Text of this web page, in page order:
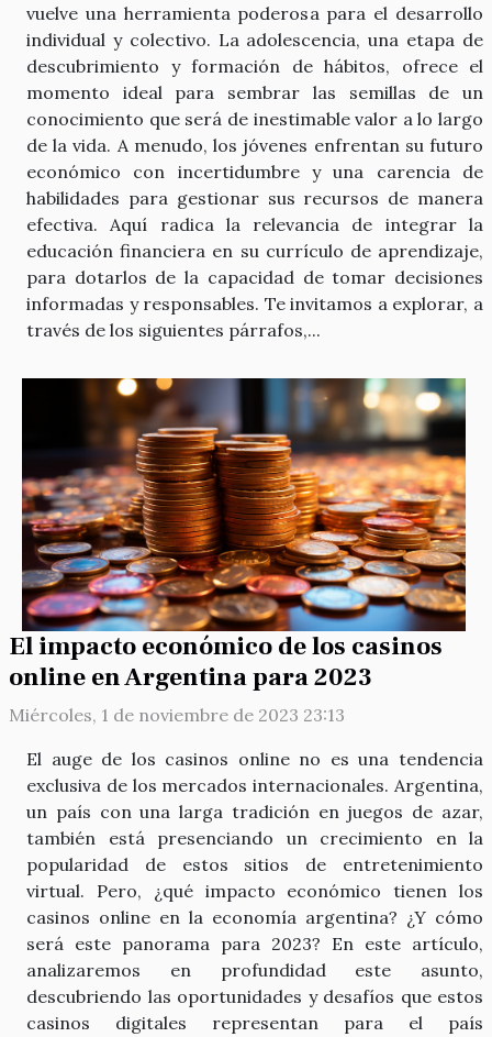
vuelve una herramienta poderosa para el desarrollo
individual y colectivo. La adolescencia, una etapa de
descubrimiento y formación de hábitos, ofrece el
momento ideal para sembrar las semillas de un
conocimiento que será de inestimable valor a lo largo
de la vida. A menudo, los jóvenes enfrentan su futuro
económico con incertidumbre y una carencia de
habilidades para gestionar sus recursos de manera
efectiva. Aquí radica la relevancia de integrar la
educación financiera en su currículo de aprendizaje,
para dotarlos de la capacidad de tomar decisiones
informadas y responsables. Te invitamos a explorar, a
través de los siguientes párrafos,...
El impacto económico de los casinos
online en Argentina para 2023
Miércoles, 1 de noviembre de 2023 23:13
El auge de los casinos online no es una tendencia
exclusiva de los mercados internacionales. Argentina,
un país con una larga tradición en juegos de azar,
también está presenciando un crecimiento en la
popularidad de estos sitios de entretenimiento
virtual. Pero, ¿qué impacto económico tienen los
casinos online en la economía argentina? ¿Y cómo
será este panorama para 2023? En este artículo,
analizaremos en profundidad este asunto,
descubriendo las oportunidades y desafíos que estos
casinos digitales representan para el país